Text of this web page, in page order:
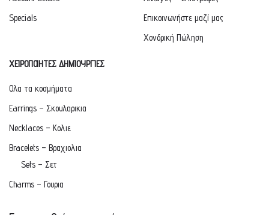
Specials
Επικοινωνήστε μαζί μας
Χονδρική Πώληση
ΧΕΙΡΟΠΟΙΗΤΕΣ ΔΗΜΙΟΥΡΓΙΕΣ
Ολα τα κοσμήματα
Earrings – Σκουλαρικια
Necklaces – Κολιε
Bracelets – Βραχιολια
Sets – Σετ
Charms – Γουρια